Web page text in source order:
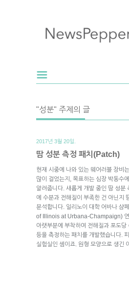
"성분" 주제의 글
2017년 3월 20일.
땀 성분 측정 패치(Patch)
현재 시중에 나와 있는 웨어러블 장비
많이 걸었는지, 목표하는 심장 박동수
알려줍니다. 새롭게 개발 중인 땀 성분
에 수분과 전해질이 부족한 건 아닌지
분석합니다. 일리노이 대학 어바나 샴
of Illinois at Urbana-Champaign) 연
아랫부분에 부착하여 전해질과 포도당
등을 측정하는 패치를 개발했습니다.
실험실인 셈이죠. 원형 모양으로 생긴